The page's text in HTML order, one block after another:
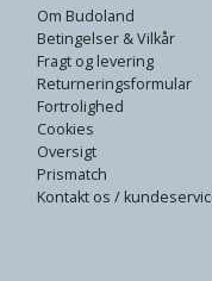
Om Budoland
Betingelser & Vilkår
Fragt og levering
Returneringsformular
Fortrolighed
Cookies
Oversigt
Prismatch
Kontakt os /